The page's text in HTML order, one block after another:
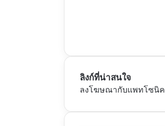
ลิงก์ที่น่าสนใจ
ลงโฆษณากับแพทโซนิค